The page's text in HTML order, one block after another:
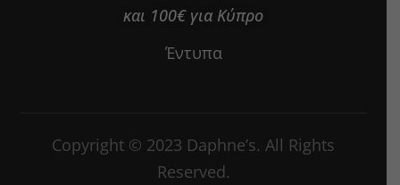
και 100€ για Κύπρο
Έντυπα
Copyright © 2023 Daphne’s. All Rights
Reserved.